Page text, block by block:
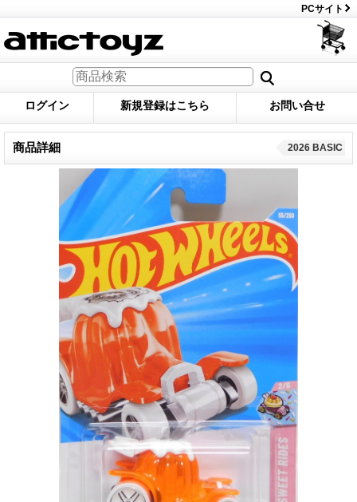
PCサイト
ログイン 新規登録はこちら お問い合せ
商品詳細 2026 BASIC